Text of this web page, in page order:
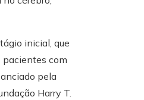
inicial, que
com
pela
Harry T.